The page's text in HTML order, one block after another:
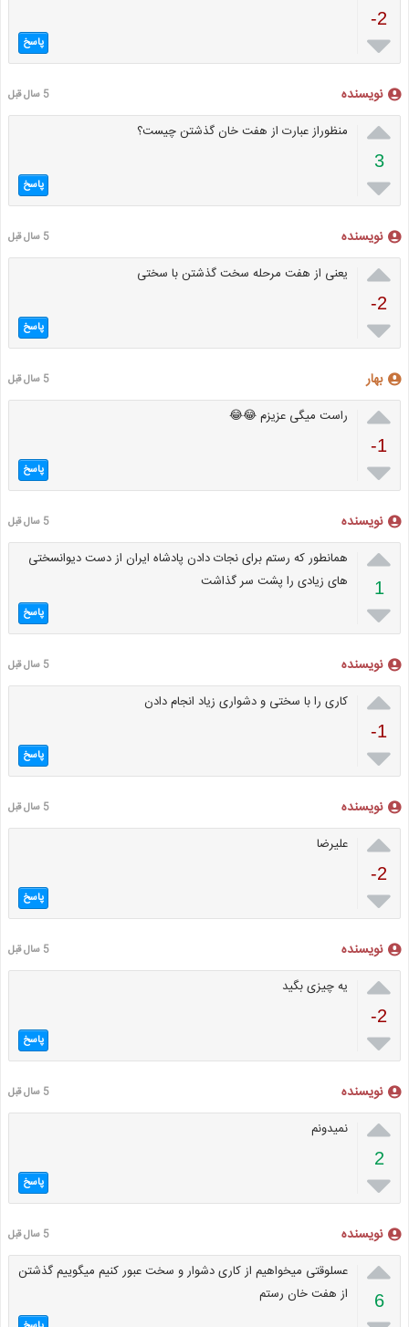
-2
 پاسخ
نویسنده 5 سال قبل

3

منظوراز عبارت از هفت خان گذشتن چیست؟
پاسخ
نویسنده 5 سال قبل

-2

یعنی از هفت مرحله سخت گذشتن با سختی
پاسخ
بهار 5 سال قبل

-1

راست میگی عزیزم 😂😂
پاسخ
نویسنده 5 سال قبل

1

همانطور که رستم برای نجات دادن پادشاه ایران از دست دیوانسختی
های زیادی را پشت سر گذاشت
پاسخ
نویسنده 5 سال قبل

-1

کاری را با سختی و دشواری زیاد انجام دادن
پاسخ
نویسنده 5 سال قبل

-2

علیرضا
پاسخ
نویسنده 5 سال قبل

-2

یه چیزی بگید
پاسخ
نویسنده 5 سال قبل

2

نمیدونم
پاسخ
نویسنده 5 سال قبل

6
عسلوقتی میخواهیم از کاری دشوار و سخت عبور کنیم میگوییم گذشتن
از هفت خان رستم